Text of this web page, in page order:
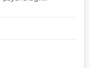
również studia
Diagnozy
uczestniczę w
Towarzystwa
Polskiego
a także